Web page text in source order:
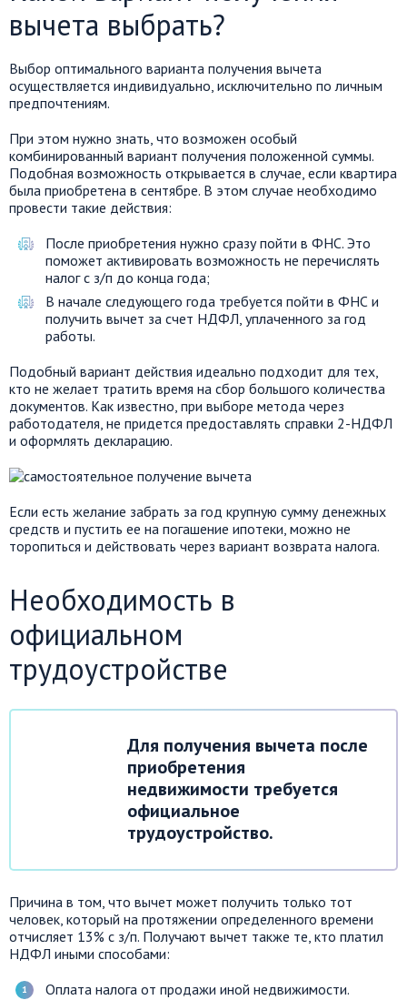
вычета выбрать?
Выбор оптимального варианта получения вычета
осуществляется индивидуально, исключительно по личным
предпочтениям.
При этом нужно знать, что возможен особый
комбинированный вариант получения положенной суммы.
Подобная возможность открывается в случае, если квартира
была приобретена в сентябре. В этом случае необходимо
провести такие действия:
После приобретения нужно сразу пойти в ФНС. Это
поможет активировать возможность не перечислять
налог с з/п до конца года;
В начале следующего года требуется пойти в ФНС и
получить вычет за счет НДФЛ, уплаченного за год
работы.
Подобный вариант действия идеально подходит для тех,
кто не желает тратить время на сбор большого количества
документов. Как известно, при выборе метода через
работодателя, не придется предоставлять справки 2-НДФЛ
и оформлять декларацию.
Если есть желание забрать за год крупную сумму денежных
средств и пустить ее на погашение ипотеки, можно не
торопиться и действовать через вариант возврата налога.
Необходимость в
официальном
трудоустройстве
Для получения вычета после
приобретения
недвижимости требуется
официальное
трудоустройство.
Причина в том, что вычет может получить только тот
человек, который на протяжении определенного времени
отчисляет 13% с з/п. Получают вычет также те, кто платил
НДФЛ иными способами:
Оплата налога от продажи иной недвижимости.